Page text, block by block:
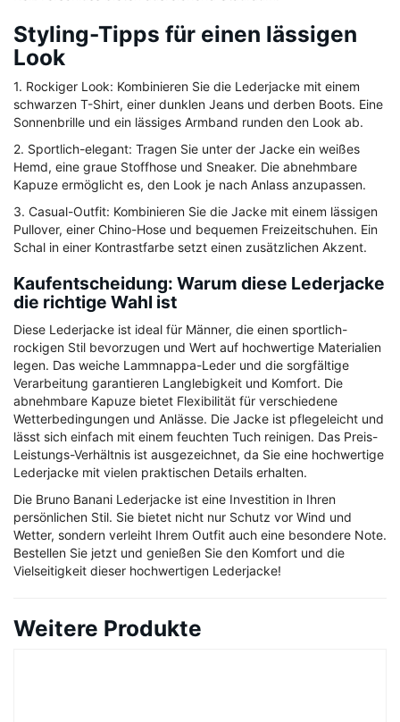
Styling-Tipps für einen lässigen
Look
1. Rockiger Look: Kombinieren Sie die Lederjacke mit einem
schwarzen T-Shirt, einer dunklen Jeans und derben Boots. Eine
Sonnenbrille und ein lässiges Armband runden den Look ab.
2. Sportlich-elegant: Tragen Sie unter der Jacke ein weißes
Hemd, eine graue Stoffhose und Sneaker. Die abnehmbare
Kapuze ermöglicht es, den Look je nach Anlass anzupassen.
3. Casual-Outfit: Kombinieren Sie die Jacke mit einem lässigen
Pullover, einer Chino-Hose und bequemen Freizeitschuhen. Ein
Schal in einer Kontrastfarbe setzt einen zusätzlichen Akzent.
Kaufentscheidung: Warum diese Lederjacke
die richtige Wahl ist
Diese Lederjacke ist ideal für Männer, die einen sportlich-
rockigen Stil bevorzugen und Wert auf hochwertige Materialien
legen. Das weiche Lammnappa-Leder und die sorgfältige
Verarbeitung garantieren Langlebigkeit und Komfort. Die
abnehmbare Kapuze bietet Flexibilität für verschiedene
Wetterbedingungen und Anlässe. Die Jacke ist pflegeleicht und
lässt sich einfach mit einem feuchten Tuch reinigen. Das Preis-
Leistungs-Verhältnis ist ausgezeichnet, da Sie eine hochwertige
Lederjacke mit vielen praktischen Details erhalten.
Die Bruno Banani Lederjacke ist eine Investition in Ihren
persönlichen Stil. Sie bietet nicht nur Schutz vor Wind und
Wetter, sondern verleiht Ihrem Outfit auch eine besondere Note.
Bestellen Sie jetzt und genießen Sie den Komfort und die
Vielseitigkeit dieser hochwertigen Lederjacke!
Weitere Produkte